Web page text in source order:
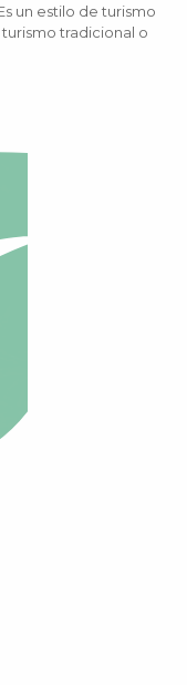
un estilo de turismo
tradicional o